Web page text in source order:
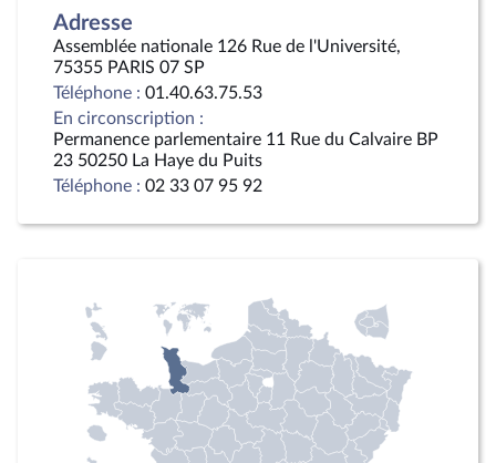
Adresse
Assemblée nationale 126 Rue de l'Université,
75355 PARIS 07 SP
Téléphone : 01.40.63.75.53
En circonscription :
Permanence parlementaire 11 Rue du Calvaire BP
23 50250 La Haye du Puits
Téléphone : 02 33 07 95 92